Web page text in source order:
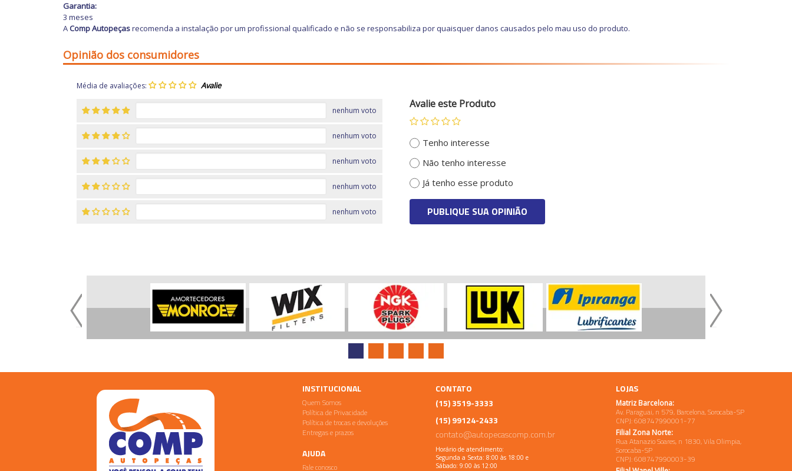
Garantia:
3 meses
AComp Autopeçasrecomenda a instalação por um profissional qualificado e não se responsabiliza por quaisquer danos causados pelo mau uso do produto.
Opinião dos consumidores
Média de avaliações:
nenhum voto
nenhum voto
nenhum voto
nenhum voto
nenhum voto
Avalie este Produto
Tenho interesse
Não tenho interesse
Já tenho esse produto
PUBLIQUE SUA OPINIÃO
INSTITUCIONAL
Quem Somos
Política de Privacidade
Política de trocas e devoluções
Entregas e prazos
AJUDA
Fale conosco
CONTATO
(15) 3519-3333
(15) 99124-2433
contato@autopecascomp.com.br
Horário de atendimento:
Segunda a Sexta: 8:00 às 18:00 e
Sábado: 9:00 às 12:00
LOJAS
Matriz Barcelona:
Av. Paraguai, n 579, Barcelona, Sorocaba-SP
CNPJ: 608747990001-77
Filial Zona Norte:
Rua Atanazio Soares, n 1830, Vila Olimpia,
Sorocaba-SP
CNPJ: 608747990003-39